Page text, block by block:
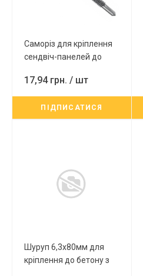
Саморіз для кріплення
сендвіч-панелей до
шестигранною
головкою, 100шт/пач.
RAL9003
17,94 грн. / шт
ПІДПИСАТИСЯ
Шуруп 6,3x80мм для
кріплення до бетону з